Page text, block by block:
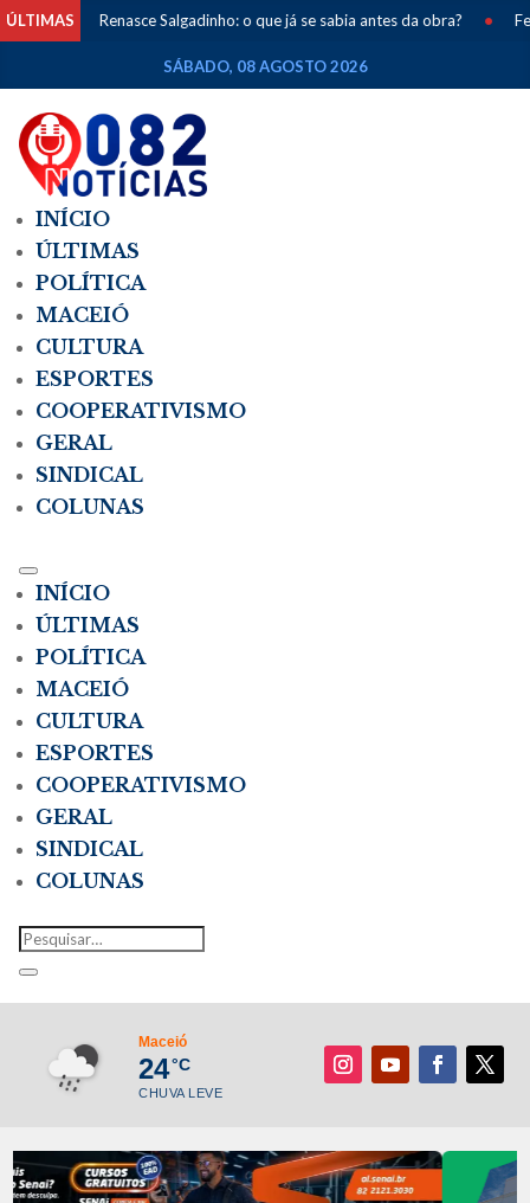
ÚLTIMAS Renasce Salgadinho: o que já se sabia antes da obra?
SÁBADO, 08 AGOSTO 2026
INÍCIO
ÚLTIMAS
POLÍTICA
MACEIÓ
CULTURA
ESPORTES
COOPERATIVISMO
GERAL
SINDICAL
COLUNAS
INÍCIO
ÚLTIMAS
POLÍTICA
MACEIÓ
CULTURA
ESPORTES
COOPERATIVISMO
GERAL
SINDICAL
COLUNAS
Maceió
24°C
CHUVA LEVE